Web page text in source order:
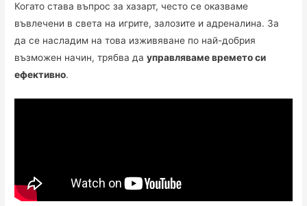
Когато става въпрос за хазарт, често се оказваме
въвлечени в света на игрите, залозите и адреналина. За
да се насладим на това изживяване по най-добрия
възможен начин, трябва дауправляваме времето си
ефективно.